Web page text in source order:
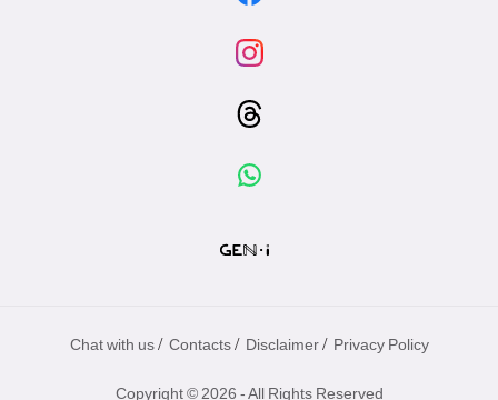
Chat with us / Contacts / Disclaimer / Privacy Policy
Copyright © 2026 - All Rights Reserved